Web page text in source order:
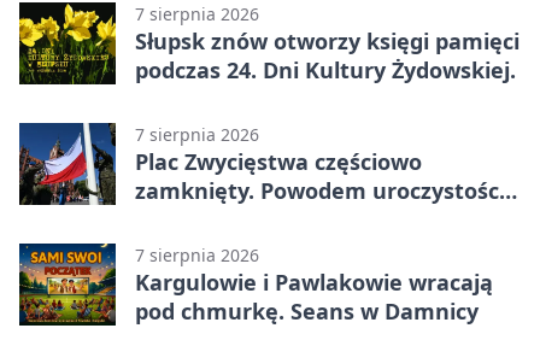
7 sierpnia 2026
Słupsk znów otworzy księgi pamięci
podczas 24. Dni Kultury Żydowskiej.
7 sierpnia 2026
Plac Zwycięstwa częściowo
zamknięty. Powodem uroczystości
7 sierpnia 2026
Kargulowie i Pawlakowie wracają
pod chmurkę. Seans w Damnicy